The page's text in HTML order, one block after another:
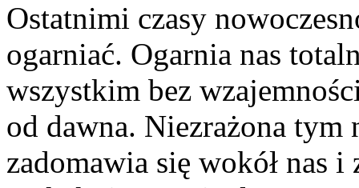
Ostatnimi czasy
ogarniać. Ogarnia nas
wszystkim bez
od dawna. Niezrażona tym
zadomawia się wokół nas i